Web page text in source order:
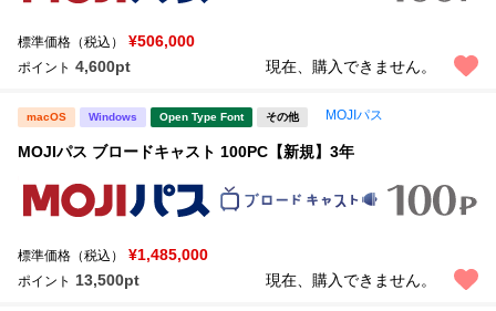
標準価格（税込） ¥506,000
ポイント 4,600pt 現在、購入できません。
macOS Windows Open Type Font その他 MOJIパス
MOJIパス ブロードキャスト 100PC【新規】3年
標準価格（税込） ¥1,485,000
ポイント 13,500pt 現在、購入できません。